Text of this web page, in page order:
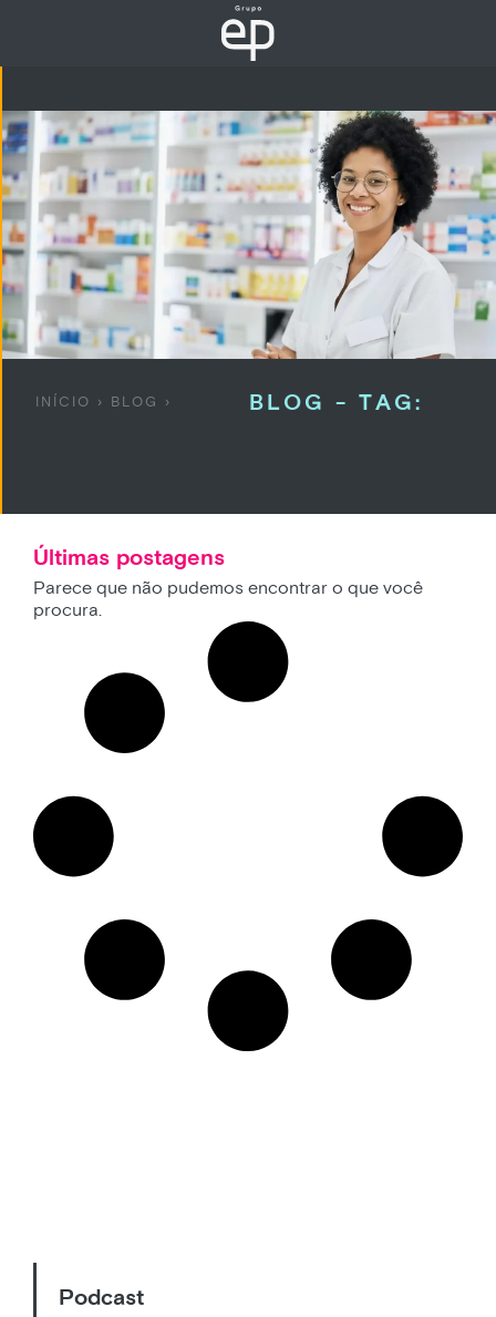
INÍCIO › BLOG › BLOG - TAG:
Últimas postagens
Parece que não pudemos encontrar o que você
procura.
Podcast